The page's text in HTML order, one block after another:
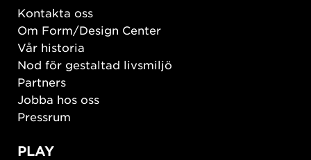
Kontakta oss
Om Form/Design Center
Vår historia
Nod för gestaltad livsmiljö
Partners
Jobba hos oss
Pressrum
PLAY